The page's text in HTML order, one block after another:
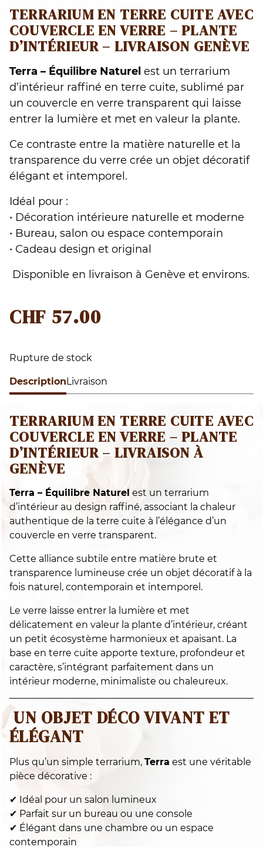
DescriptionLivraison
TERRARIUM EN TERRE CUITE AVEC
COUVERCLE EN VERRE – PLANTE
D’INTÉRIEUR – LIVRAISON À
GENÈVE
Terra – Équilibre Naturel est un terrarium
d’intérieur au design raffiné, associant la chaleur
authentique de la terre cuite à l’élégance d’un
couvercle en verre transparent.
Cette alliance subtile entre matière brute et
transparence lumineuse crée un objet décoratif à la
fois naturel, contemporain et intemporel.
Le verre laisse entrer la lumière et met
délicatement en valeur la plante d’intérieur, créant
un petit écosystème harmonieux et apaisant. La
base en terre cuite apporte texture, profondeur et
caractère, s’intégrant parfaitement dans un
intérieur moderne, minimaliste ou chaleureux.
UN OBJET DÉCO VIVANT ET
ÉLÉGANT
Plus qu’un simple terrarium, Terra est une véritable
pièce décorative :
✔ Idéal pour un salon lumineux
✔ Parfait sur un bureau ou une console
✔ Élégant dans une chambre ou un espace
contemporain
TERRARIUM EN TERRE CUITE AVEC
COUVERCLE EN VERRE – PLANTE
D’INTÉRIEUR – LIVRAISON GENÈVE
Terra – Équilibre Naturel est un terrarium
d’intérieur raffiné en terre cuite, sublimé par
un couvercle en verre transparent qui laisse
entrer la lumière et met en valeur la plante.
Ce contraste entre la matière naturelle et la
transparence du verre crée un objet décoratif
élégant et intemporel.
Idéal pour :
• Décoration intérieure naturelle et moderne
• Bureau, salon ou espace contemporain
• Cadeau design et original
Disponible en livraison à Genève et environs.
CHF 57.00
Rupture de stock